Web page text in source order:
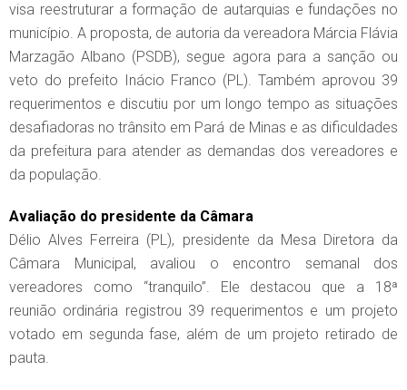
visa reestruturar a formação de autarquias e fundações no
município. A proposta, de autoria da vereadora Márcia Flávia
Marzagão Albano (PSDB), segue agora para a sanção ou
veto do prefeito Inácio Franco (PL). Também aprovou 39
requerimentos e discutiu por um longo tempo as situações
desafiadoras no trânsito em Pará de Minas e as dificuldades
da prefeitura para atender as demandas dos vereadores e
da população.
Avaliação do presidente da Câmara
Délio Alves Ferreira (PL), presidente da Mesa Diretora da
Câmara Municipal, avaliou o encontro semanal dos
vereadores como “tranquilo”. Ele destacou que a 18ª
reunião ordinária registrou 39 requerimentos e um projeto
votado em segunda fase, além de um projeto retirado de
pauta.